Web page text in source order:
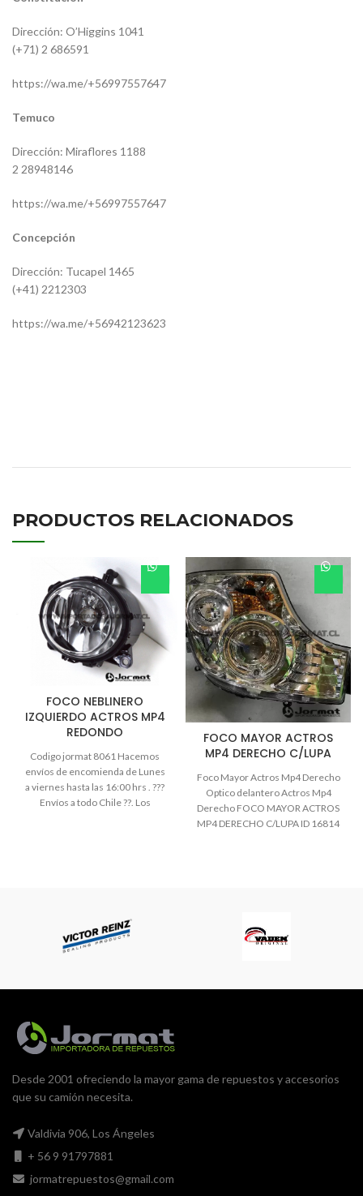
Dirección: O’Higgins 1041
(+71) 2 686591
https://wa.me/+56997557647
Temuco
Dirección: Miraflores 1188
2 28948146
https://wa.me/+56997557647
Concepción
Dirección: Tucapel 1465
(+41) 2212303
https://wa.me/+56942123623
PRODUCTOS RELACIONADOS
FOCO NEBLINERO
IZQUIERDO ACTROS MP4
REDONDO
Codigo jormat 8061 Hacemos
envíos de encomienda de Lunes
a viernes hasta las 16:00 hrs . ???
Envíos a todo Chile ??. Los
paga el cliente.
FOCO MAYOR ACTROS
MP4 DERECHO C/LUPA
Foco Mayor Actros Mp4 Derecho
Optico delantero Actros Mp4
Derecho FOCO MAYOR ACTROS
MP4 DERECHO C/LUPA ID 16814
Desde 2001 ofreciendo la mayor gama de repuestos y accesorios
que su camión necesita.
Valdivia 906, Los Ángeles
+ 56 9 91797881
jormatrepuestos@gmail.com